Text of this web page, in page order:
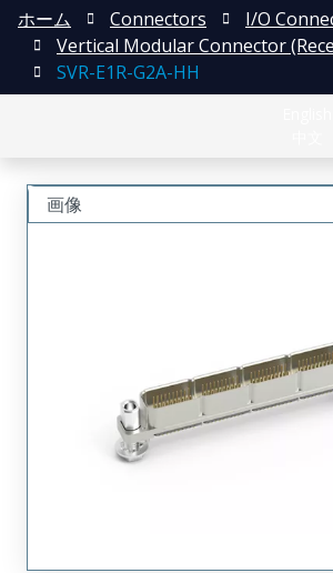
ホーム Connectors
I/O
Vertical Modular Connector
SVR-E1R-G2A-HH
画像